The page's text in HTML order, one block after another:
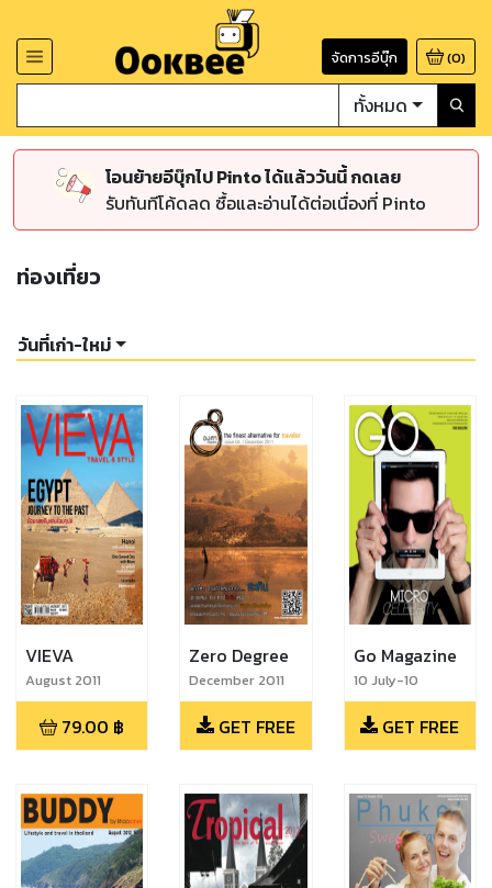
จัดการอีบุ๊ก (0)
ทั้งหมด
โอนย้ายอีบุ๊กไป Pinto ได้แล้ววันนี้ กดเลย
รับทันทีโค้ดลด ซื้อและอ่านได้ต่อเนื่องที่ Pinto
ท่องเที่ยว
วันที่เก่า-ใหม่
VIEVA
August 2011
79.00 ฿
Zero Degree
December 2011
GET FREE
Go Magazine
10 July-10
August 2012
GET FREE